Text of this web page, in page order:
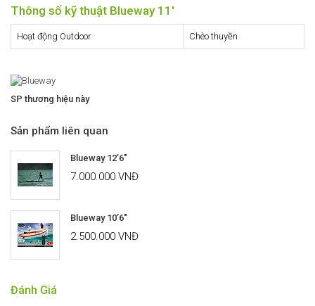
Thông số kỹ thuật Blueway 11′
Hoạt động Outdoor Chèo thuyền
SP thương hiệu này
Sản phẩm liên quan
Blueway 12’6″
7.000.000 VNĐ
Blueway 10’6″
2.500.000 VNĐ
Đánh Giá